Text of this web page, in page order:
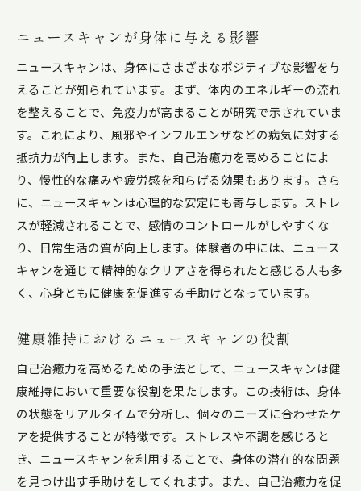
ニュースキャンが身体に与える影響
ニュースキャンは、身体にさまざまなポジティブな影響を与
えることが知られています。まず、体内のエネルギーの流れ
を整えることで、免疫力が高まることが研究で示されていま
す。これにより、風邪やインフルエンザなどの病気に対する
抵抗力が向上します。また、自己治癒力を高めることによ
り、慢性的な痛みや疲労感を和らげる効果もあります。さら
に、ニュースキャンは心理的な安定にも寄与します。ストレ
スが軽減されることで、感情のコントロールがしやすくな
り、日常生活の質が向上します。体験者の中には、ニュース
キャンを通じて精神的なクリアさを得られたと感じる人も多
く、心身ともに健康を促進する手助けとなっています。
健康維持におけるニュースキャンの役割
自己治癒力を高めるための手法として、ニュースキャンは健
康維持において重要な役割を果たします。この技術は、身体
の状態をリアルタイムで分析し、個々のニーズに合わせたケ
アを提供することが特徴です。ストレスや不調を感じると
き、ニュースキャンを利用することで、身体の潜在的な問題
を見つけ出す手助けをしてくれます。また、自己治癒力を促